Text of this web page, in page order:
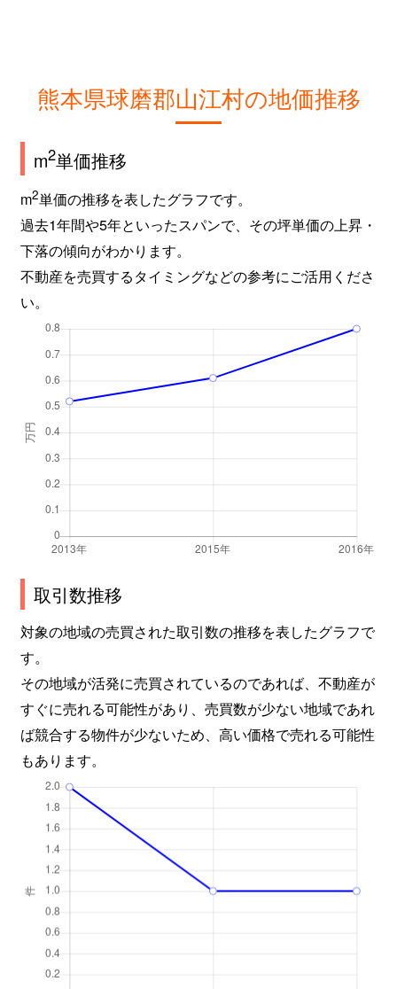
熊本県球磨郡山江村の地価推移
m2単価推移
m2単価の推移を表したグラフです。
過去1年間や5年といったスパンで、その坪単価の上昇・
下落の傾向がわかります。
不動産を売買するタイミングなどの参考にご活用くださ
い。
取引数推移
対象の地域の売買された取引数の推移を表したグラフで
す。
その地域が活発に売買されているのであれば、不動産が
すぐに売れる可能性があり、売買数が少ない地域であれ
ば競合する物件が少ないため、高い価格で売れる可能性
もあります。